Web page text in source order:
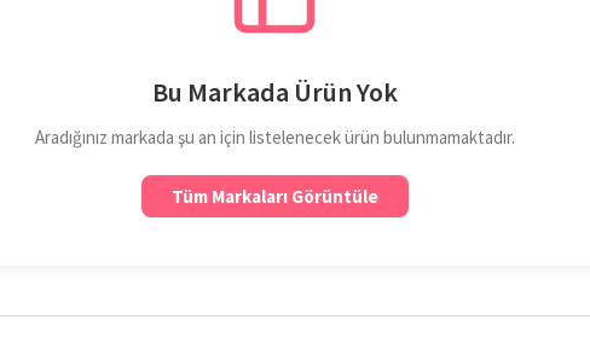
Bu Markada Ürün Yok
Aradığınız markada şu an için listelenecek ürün bulunmamaktadır.
Tüm Markaları Görüntüle